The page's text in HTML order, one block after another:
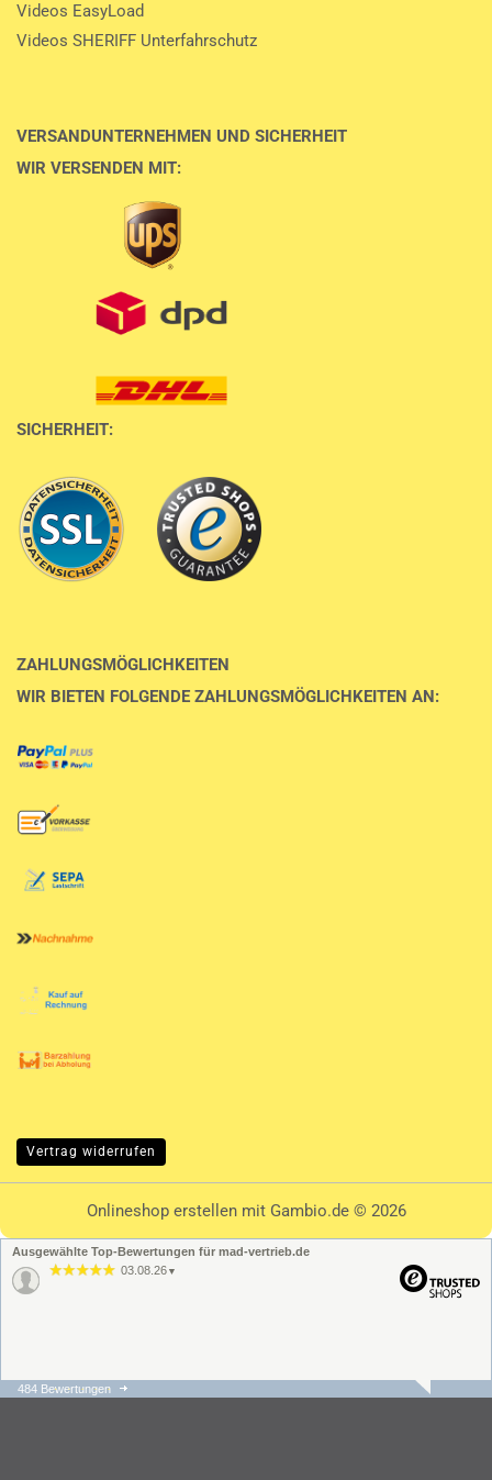
Videos EasyLoad
Videos SHERIFF Unterfahrschutz
VERSANDUNTERNEHMEN UND SICHERHEIT
WIR VERSENDEN MIT:
SICHERHEIT:
ZAHLUNGSMÖGLICHKEITEN
WIR BIETEN FOLGENDE ZAHLUNGSMÖGLICHKEITEN AN:
Vertrag widerrufen
Onlineshop erstellenmit Gambio.de © 2026
Ausgewählte Top-Bewertungen für mad-vertrieb.de
03.08.26 ▼
31.07.26
484 Bewertungen